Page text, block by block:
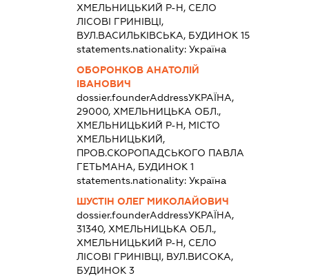
ХМЕЛЬНИЦЬКИЙ Р-Н, СЕЛО
ЛІСОВІ ГРИНІВЦІ,
ВУЛ.ВАСИЛЬКІВСЬКА, БУДИНОК 15
statements.nationality: Україна
ОБОРОНКОВ АНАТОЛІЙ
ІВАНОВИЧ
dossier.founderAddressУКРАЇНА,
29000, ХМЕЛЬНИЦЬКА ОБЛ.,
ХМЕЛЬНИЦЬКИЙ Р-Н, МІСТО
ХМЕЛЬНИЦЬКИЙ,
ПРОВ.СКОРОПАДСЬКОГО ПАВЛА
ГЕТЬМАНА, БУДИНОК 1
statements.nationality: Україна
ШУСТІН ОЛЕГ МИКОЛАЙОВИЧ
dossier.founderAddressУКРАЇНА,
31340, ХМЕЛЬНИЦЬКА ОБЛ.,
ХМЕЛЬНИЦЬКИЙ Р-Н, СЕЛО
ЛІСОВІ ГРИНІВЦІ, ВУЛ.ВИСОКА,
БУДИНОК 3